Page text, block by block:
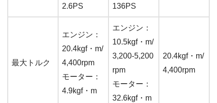
2.6PS
136PS
最大トルク
エンジン：
20.4kgf・m/
4,400rpm
モーター：
4.9kgf・m
エンジン：
10.5kgf・m/
3,200-5,200
rpm
モーター：
32.6kgf・m
20.4kgf・m/
4,400rpm